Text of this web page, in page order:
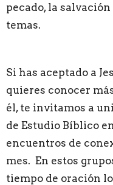
pecado, la
temas.
Si has aceptado a
quieres conocer
él, te invitamos a
de Estudio Bíblico
encuentros de
mes. En estos
tiempo de oración